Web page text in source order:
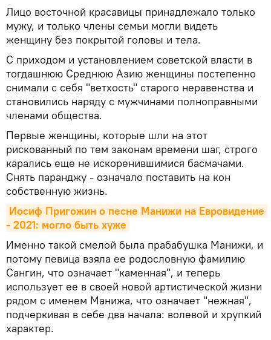
Лицо восточной красавицы принадлежало только
мужу, и только члены семьи могли видеть
женщину без покрытой головы и тела.
С приходом и установлением советской власти в
тогдашнюю Среднюю Азию женщины постепенно
снимали с себя "ветхость" старого неравенства и
становились наряду с мужчинами полноправными
членами общества.
Первые женщины, которые шли на этот
рискованный по тем законам времени шаг, строго
карались еще не искоренившимися басмачами.
Снять паранджу - означало поставить на кон
собственную жизнь.
Иосиф Пригожин о песне Манижи на Евровидение
- 2021: могло быть хуже
Именно такой смелой была прабабушка Манижи, и
потому певица взяла ее родословную фамилию
Сангин, что означает "каменная", и теперь
использует ее в своей новой артистической жизни
рядом с именем Манижа, что означает "нежная",
подчеркивая в себе два начала: волевой и хрупкий
характер.